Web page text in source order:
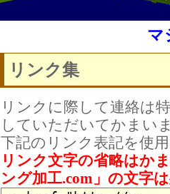
マ
リンク集
リンクに際して連絡は
していただいてかまい
下記のリンク表記を使
リンク文字の省略はか
ング加工.com」の文字